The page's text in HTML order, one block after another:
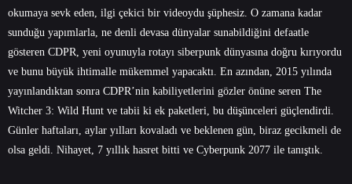
okumaya sevk eden, ilgi çekici bir videoydu şüphesiz. O zamana kadar
sunduğu yapımlarla, ne denli devasa dünyalar sunabildiğini defaatle
gösteren CDPR, yeni oyunuyla rotayı siberpunk dünyasına doğru kırıyordu
ve bunu büyük ihtimalle mükemmel yapacaktı. En azından, 2015 yılında
yayınlandıktan sonra CDPR’nin kabiliyetlerini gözler önüne seren The
Witcher 3: Wild Hunt ve tabii ki ek paketleri, bu düşünceleri güçlendirdi.
Günler haftaları, aylar yılları kovaladı ve beklenen gün, biraz gecikmeli de
olsa geldi. Nihayet, 7 yıllık hasret bitti ve Cyberpunk 2077 ile tanıştık.